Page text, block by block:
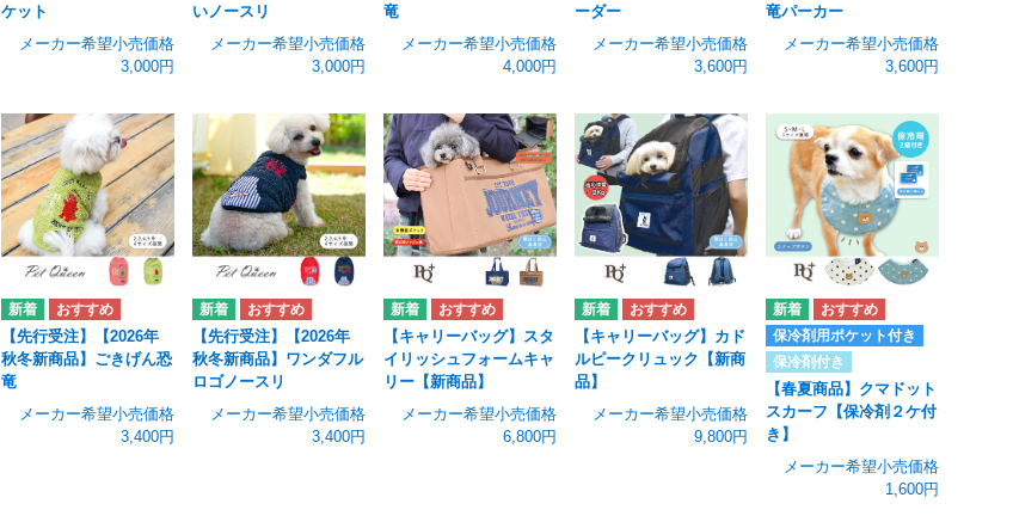
ケット
メーカー希望小売価格
3,000円
いノースリ
メーカー希望小売価格
3,000円
竜
メーカー希望小売価格
4,000円
ーダー
メーカー希望小売価格
3,600円
竜パーカー
メーカー希望小売価格
3,600円
【先行受注】【2026年
秋冬新商品】ごきげん恐
竜
メーカー希望小売価格
3,400円
【先行受注】【2026年
秋冬新商品】ワンダフル
ロゴノースリ
メーカー希望小売価格
3,400円
【キャリーバッグ】スタ
イリッシュフォームキャ
リー【新商品】
メーカー希望小売価格
6,800円
【キャリーバッグ】カド
ルピークリュック【新商
品】
メーカー希望小売価格
9,800円
保冷剤用ポケット付き
保冷剤付き
【春夏商品】クマドット
スカーフ【保冷剤２ケ付
き】
メーカー希望小売価格
1,600円